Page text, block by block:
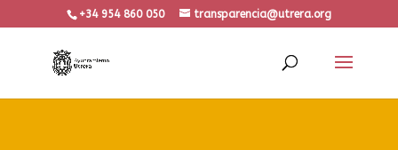
+34 954 860 050 transparencia@utrera.org